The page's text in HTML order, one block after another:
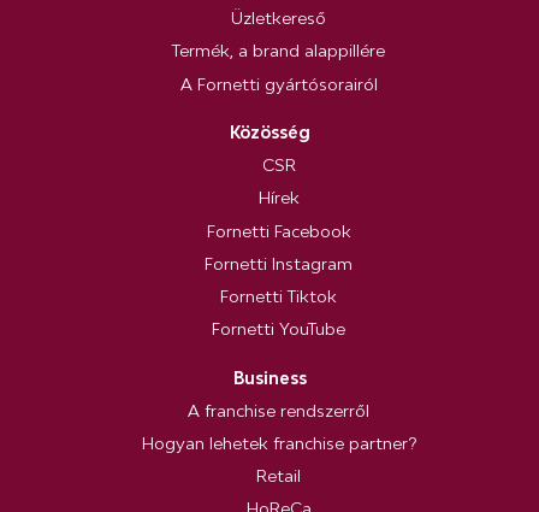
Üzletkereső
Termék, a brand alappillére
A Fornetti gyártósorairól
Közösség
CSR
Hírek
Fornetti Facebook
Fornetti Instagram
Fornetti Tiktok
Fornetti YouTube
Business
A franchise rendszerről
Hogyan lehetek franchise partner?
Retail